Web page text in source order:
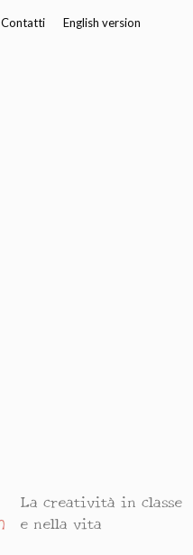
Contatti English version
La creatività in classe
e nella vita